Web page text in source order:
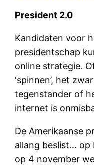
President 2.0
Kandidaten voor
presidentschap
online strategie.
‘spinnen’, het
tegenstander of
internet is
De Amerikaanse
allang beslist… op
op 4 november